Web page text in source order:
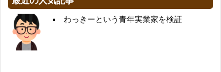
わっきーという青年実業家を検証